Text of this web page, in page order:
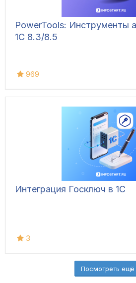
PowerTools: Инструменты
1С 8.3/8.5
969
Интеграция Госключ в 1С
3
Посмотреть ещё